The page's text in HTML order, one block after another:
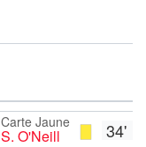
34'
Carte Jaune
S. O'Neill